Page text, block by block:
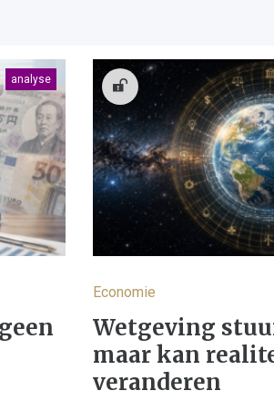
analyse
Economie
Wetgeving
maar kan
veranderen